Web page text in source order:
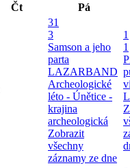
Čt Pá
31
3
Samson a jeho
parta
LAZARBAND
Archeologické
léto - Únětice -
krajina
archeologická
Zobrazit
všechny
záznamy ze dne
1
1